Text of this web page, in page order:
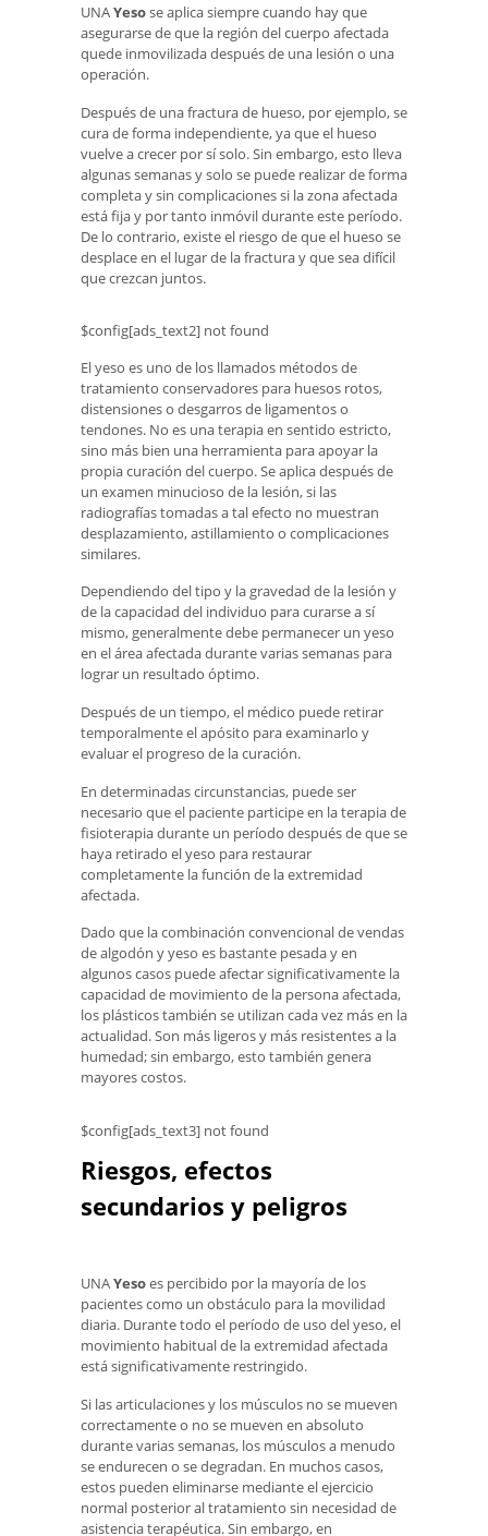
UNAYesose aplica siempre cuando hay que
asegurarse de que la región del cuerpo afectada
quede inmovilizada después de una lesión o una
operación.
Después de una fractura de hueso, por ejemplo, se
cura de forma independiente, ya que el hueso
vuelve a crecer por sí solo. Sin embargo, esto lleva
algunas semanas y solo se puede realizar de forma
completa y sin complicaciones si la zona afectada
está fija y por tanto inmóvil durante este período.
De lo contrario, existe el riesgo de que el hueso se
desplace en el lugar de la fractura y que sea difícil
que crezcan juntos.
$config[ads_text2] not found
El yeso es uno de los llamados métodos de
tratamiento conservadores para huesos rotos,
distensiones o desgarros de ligamentos o
tendones. No es una terapia en sentido estricto,
sino más bien una herramienta para apoyar la
propia curación del cuerpo. Se aplica después de
un examen minucioso de la lesión, si las
radiografías tomadas a tal efecto no muestran
desplazamiento, astillamiento o complicaciones
similares.
Dependiendo del tipo y la gravedad de la lesión y
de la capacidad del individuo para curarse a sí
mismo, generalmente debe permanecer un yeso
en el área afectada durante varias semanas para
lograr un resultado óptimo.
Después de un tiempo, el médico puede retirar
temporalmente el apósito para examinarlo y
evaluar el progreso de la curación.
En determinadas circunstancias, puede ser
necesario que el paciente participe en la terapia de
fisioterapia durante un período después de que se
haya retirado el yeso para restaurar
completamente la función de la extremidad
afectada.
Dado que la combinación convencional de vendas
de algodón y yeso es bastante pesada y en
algunos casos puede afectar significativamente la
capacidad de movimiento de la persona afectada,
los plásticos también se utilizan cada vez más en la
actualidad. Son más ligeros y más resistentes a la
humedad; sin embargo, esto también genera
mayores costos.
$config[ads_text3] not found
Riesgos, efectos
secundarios y peligros
UNAYesoes percibido por la mayoría de los
pacientes como un obstáculo para la movilidad
diaria. Durante todo el período de uso del yeso, el
movimiento habitual de la extremidad afectada
está significativamente restringido.
Si las articulaciones y los músculos no se mueven
correctamente o no se mueven en absoluto
durante varias semanas, los músculos a menudo
se endurecen o se degradan. En muchos casos,
estos pueden eliminarse mediante el ejercicio
normal posterior al tratamiento sin necesidad de
asistencia terapéutica. Sin embargo, en